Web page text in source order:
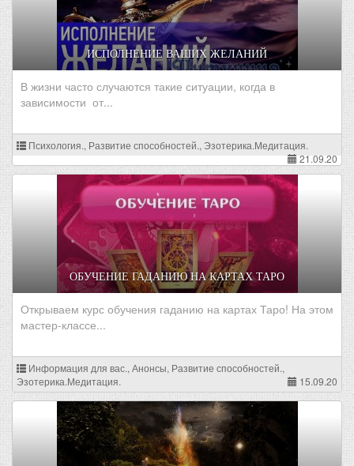
ИСПОЛНЕНИЕ ВАШИХ ЖЕЛАНИЙ
В жизни часто случаются такие ситуации, когда в
зависимости от...
Психология., Развитие способностей., Эзотерика.Медитация.
21.09.20
ОБУЧЕНИЕ ГАДАНИЮ НА КАРТАХ ТАРО
Открываем курс обучения гаданию на картах Таро! На этом
мастер-классе...
Информация для вас., Анонсы, Развитие способностей.,
Эзотерика.Медитация.
15.09.20